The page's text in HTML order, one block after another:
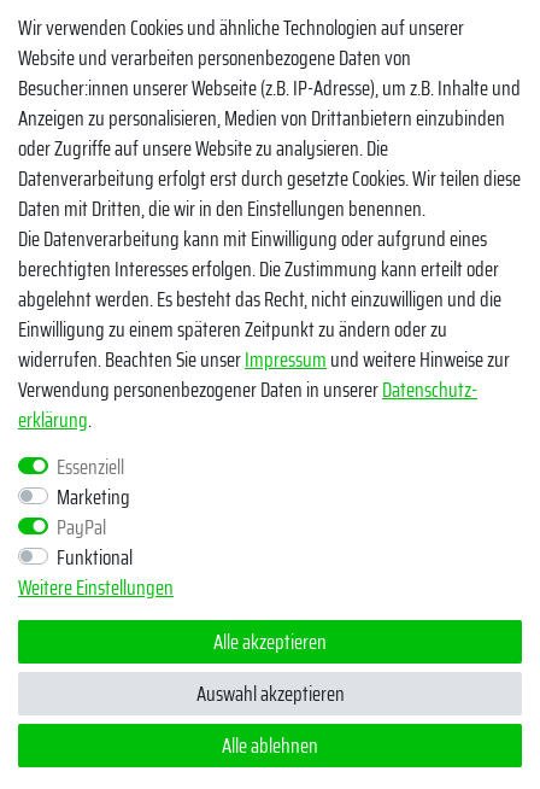
YouTube
Facebook
Instagram
TikTok
Zahlungsmethoden
Egal ob Barsch, Hecht, Zander und Co. - Riverfighters ist der
Shop für Raubfischangler - Von Anglern für Angler
* Alle Preise inklusive MwSt. zzgl. Versandkosten
** Bei Variantenartikeln mit unterschiedlichen Preisen pro Variante
bezieht sich die angegebene UVP auf die Variante mit dem
niedrigsten Preis. Die UVP zu den weiteren Varianten wird bei Klick
auf die jeweilige Variante angezeigt.
© Copyright 2026 | Alle Rechte vorbehalten - Riverfighters UG
Wir verwenden Cookies und ähnliche Technologien auf unserer
Website und verarbeiten personenbezogene Daten von
Besucher:innen unserer Webseite (z.B. IP-Adresse), um z.B. Inhalte und
Anzeigen zu personalisieren, Medien von Drittanbietern einzubinden
oder Zugriffe auf unsere Website zu analysieren. Die
Datenverarbeitung erfolgt erst durch gesetzte Cookies. Wir teilen diese
Daten mit Dritten, die wir in den Einstellungen benennen.
Die Datenverarbeitung kann mit Einwilligung oder aufgrund eines
berechtigten Interesses erfolgen. Die Zustimmung kann erteilt oder
abgelehnt werden. Es besteht das Recht, nicht einzuwilligen und die
Einwilligung zu einem späteren Zeitpunkt zu ändern oder zu
widerrufen. Beachten Sie unserImpressumund weitere Hinweise zur
Verwendung personenbezogener Daten in unsererDaten­schutz­
erklärung.
Essenziell
Marketing
PayPal
Funktional
Weitere Einstellungen
Alle akzeptieren
Alle ablehnen
Auswahl akzeptieren